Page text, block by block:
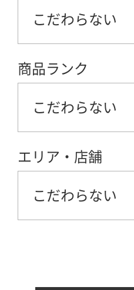
こだわらない
商品ランク
こだわらない
エリア・店舗
こだわらない